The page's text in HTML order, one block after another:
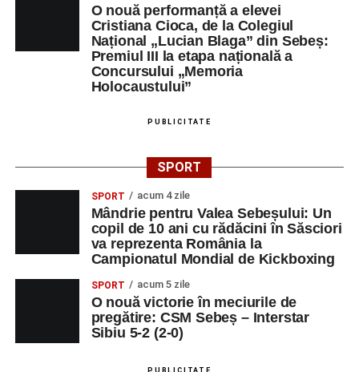
O nouă performanță a elevei
Cristiana Cioca, de la Colegiul
Național „Lucian Blaga” din Sebeș:
Premiul III la etapa națională a
Concursului „Memoria
Holocaustului”
PUBLICITATE
SPORT
SPORT acum 4 zile
Mândrie pentru Valea Sebeșului: Un
copil de 10 ani cu rădăcini în Săsciori
va reprezenta România la
Campionatul Mondial de Kickboxing
SPORT acum 5 zile
O nouă victorie în meciurile de
pregătire: CSM Sebeș – Interstar
Sibiu 5-2 (2-0)
PUBLICITATE